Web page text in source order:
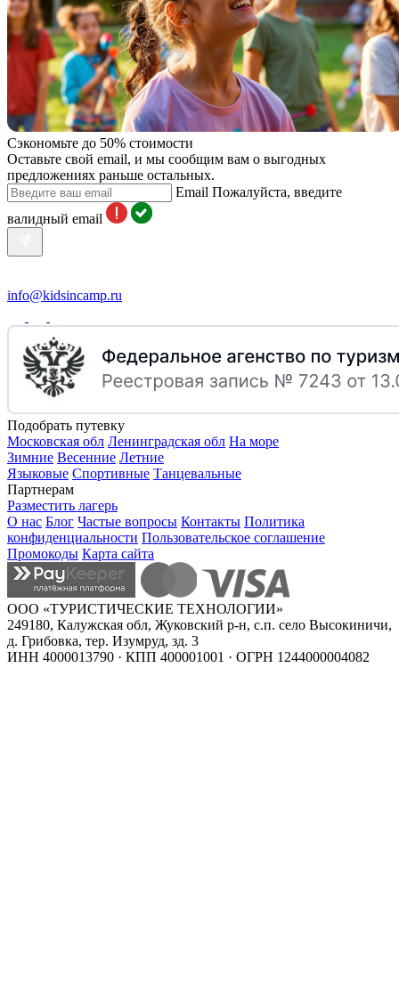
Сэкономьте до 50% стоимости
Оставьте свой email, и мы сообщим вам о выгодных
предложениях раньше остальных.
Email Пожалуйста, введите
валидный email
info@kidsincamp.ru
Подобрать путевку
Московская обл Ленинградская обл На море
Зимние Весенние Летние
Языковые Спортивные Танцевальные
Партнерам
Разместить лагерь
О нас Блог Частые вопросы Контакты Политика
конфиденциальности Пользовательское соглашение
Промокоды Карта сайта
ООО «ТУРИСТИЧЕСКИЕ ТЕХНОЛОГИИ»
249180, Калужская обл, Жуковский р-н, с.п. село Высокиничи,
д. Грибовка, тер. Изумруд, зд. 3
ИНН 4000013790 · КПП 400001001 · ОГРН 1244000004082